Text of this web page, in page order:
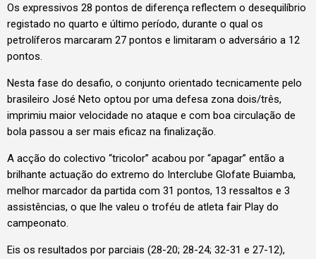
Os expressivos 28 pontos de diferença reflectem o desequilíbrio
registado no quarto e último período, durante o qual os
petrolíferos marcaram 27 pontos e limitaram o adversário a 12
pontos.
Nesta fase do desafio, o conjunto orientado tecnicamente pelo
brasileiro José Neto optou por uma defesa zona dois/três,
imprimiu maior velocidade no ataque e com boa circulação de
bola passou a ser mais eficaz na finalização.
A acção do colectivo “tricolor” acabou por “apagar” então a
brilhante actuação do extremo do Interclube Glofate Buiamba,
melhor marcador da partida com 31 pontos, 13 ressaltos e 3
assistências, o que lhe valeu o troféu de atleta fair Play do
campeonato.
Eis os resultados por parciais (28-20; 28-24; 32-31 e 27-12),